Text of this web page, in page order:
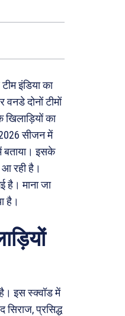
इंडिया का
दोनों टीमों
का
सीजन में
बताया। इसके
रही है।
है। माना जा
है।
इस स्क्वॉड में
प्रसिद्ध